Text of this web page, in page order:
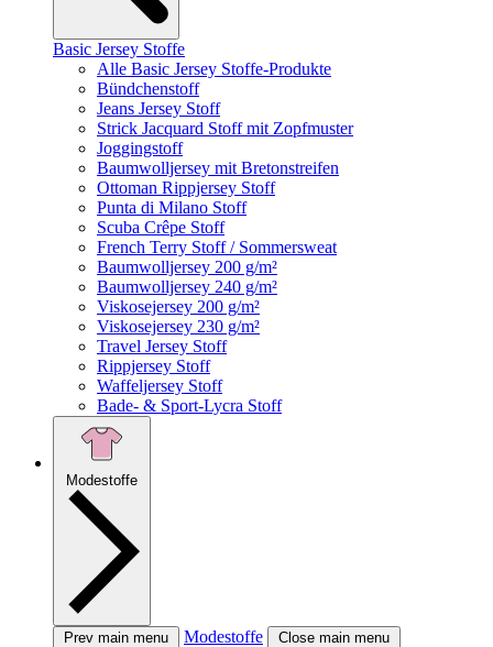
Basic Jersey Stoffe
Alle Basic Jersey Stoffe-Produkte
Bündchenstoff
Jeans Jersey Stoff
Strick Jacquard Stoff mit Zopfmuster
Joggingstoff
Baumwolljersey mit Bretonstreifen
Ottoman Rippjersey Stoff
Punta di Milano Stoff
Scuba Crêpe Stoff
French Terry Stoff / Sommersweat
Baumwolljersey 200 g/m²
Baumwolljersey 240 g/m²
Viskosejersey 200 g/m²
Viskosejersey 230 g/m²
Travel Jersey Stoff
Rippjersey Stoff
Waffeljersey Stoff
Bade- & Sport-Lycra Stoff
Modestoffe
Prev main menu Modestoffe Close main menu